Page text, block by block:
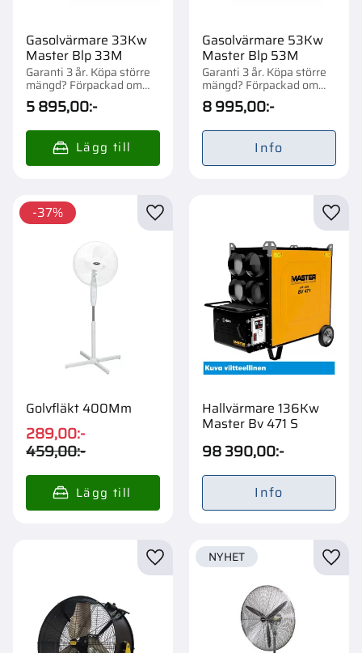
Gasolvärmare 33Kw
Master Blp 33M
Garanti 3 år. Köpa större
mängd? Förpackad om
1/36 st.
5 895,00:-
Gasolvärmare 53Kw
Master Blp 53M
Garanti 3 år. Köpa större
mängd? Förpackad om
1/12 st.
8 995,00:-
Info
Golvfläkt 400Mm
289,00:-
459,00:-
37% Lägg till i favoriter
Hallvärmare 136Kw
Master Bv 471 S
98 390,00:-
Info
Lägg till i favoriter
NYHET